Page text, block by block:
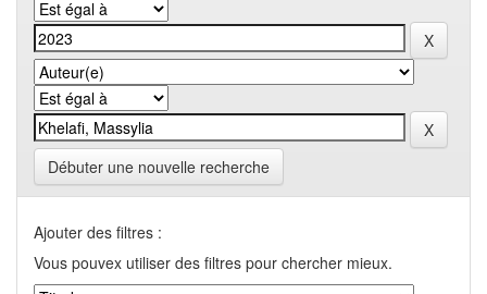
Débuter une nouvelle recherche
Ajouter des filtres :
Vous pouvex utiliser des filtres pour chercher mieux.